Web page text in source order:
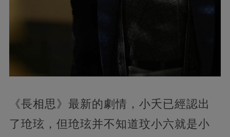
《長相思》最新的劇情，小夭已經認出
了玱玹，但玱玹并不知道玟小六就是小